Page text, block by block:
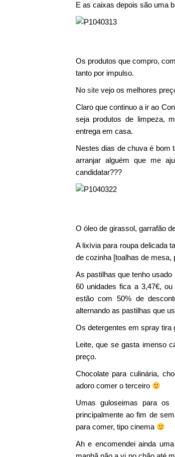
E as caixas depois são uma
Os produtos que compro,
tanto por impulso.
No sitevejo os melhores
Claro que continuo a ir ao
seja produtos de limpeza,
entrega em casa.
Nestes dias de chuva é bom
arranjar alguém que me
candidatar???
O óleo de girassol, garrafão
A lixívia para roupa delicada
de cozinha [toalhas de mesa,
As pastilhas que tenho
60 unidades fica a 3,47€,
estão com 50% de
alternando as pastilhas que
Os detergentes em spray tira
Leite, que se gasta imenso
preço.
Chocolate para culinária,
adoro comer o terceiro
Umas guloseimas para
principalmente ao fim de
para comer, tipo cinema
Ah e encomendei ainda